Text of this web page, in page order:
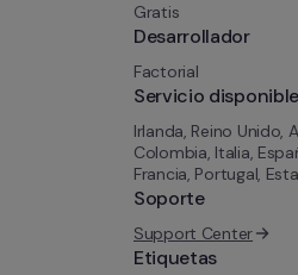
Gratis
Desarrollador
Factorial
Servicio
Irlanda, Reino Unido,
Colombia, Italia,
Francia, Portugal,
Soporte
Support Center
Etiquetas